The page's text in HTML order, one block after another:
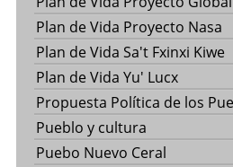
Plan de Vida Proyecto Nasa
Plan de Vida Sa't Fxinxi Kiwe
Plan de Vida Yu' Lucx
Propuesta Política de los
Pueblo y cultura
Puebo Nuevo Ceral